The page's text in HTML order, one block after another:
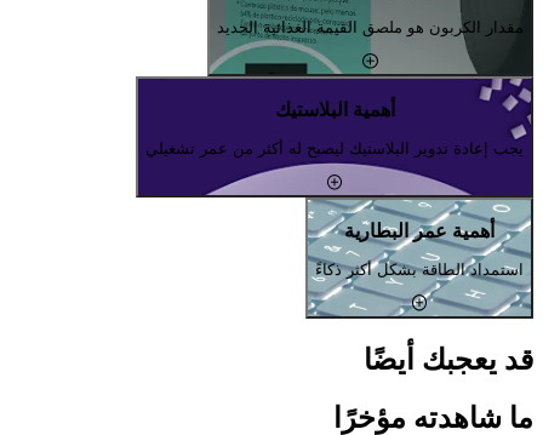
مقدار الكربون هو ملصق القيمة الغذائية الجديد
أهمية البلاستيك
يجب إعادة تدوير البلاستيك ليصبح له أكثر من عمر تشغيلي
أهمية عمر البطارية
استمداد الطاقة بشكل أكثر ذكاءً
قد يعجبك أيضًا
ما شاهدته مؤخرًا